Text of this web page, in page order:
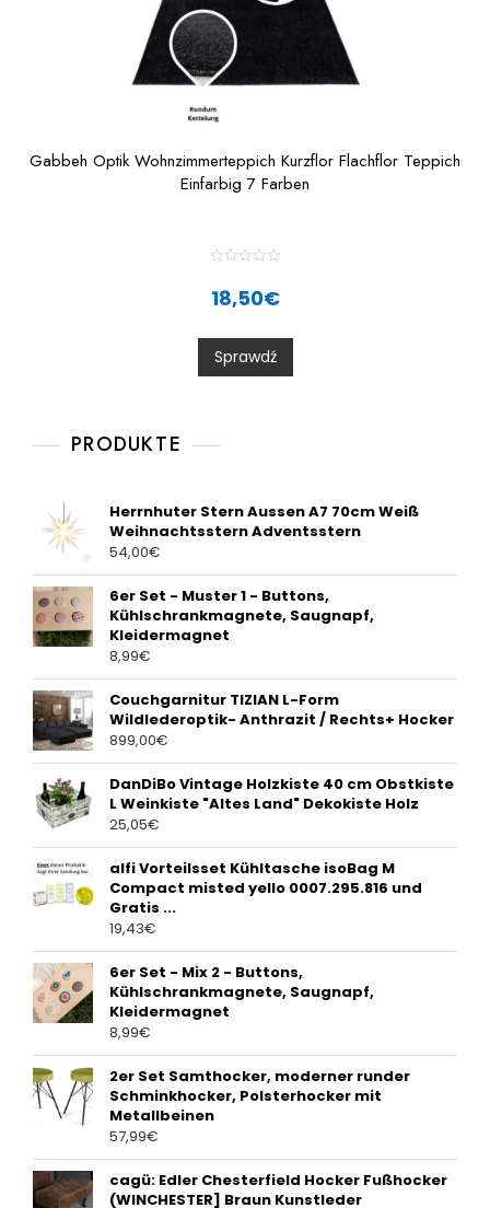
Gabbeh Optik Wohnzimmerteppich Kurzflor Flachflor Teppich
Einfarbig 7 Farben
0
o
u
t
18,50€
Sprawdź
PRODUKTE
Herrnhuter Stern Aussen A7 70cm Weiß
Weihnachtsstern Adventsstern
54,00€
6er Set - Muster 1 - Buttons,
Kühlschrankmagnete, Saugnapf,
Kleidermagnet
8,99€
Couchgarnitur TIZIAN L-Form
Wildlederoptik- Anthrazit / Rechts+ Hocker
899,00€
DanDiBo Vintage Holzkiste 40 cm Obstkiste
L Weinkiste "Altes Land" Dekokiste Holz
25,05€
alfi Vorteilsset Kühltasche isoBag M
Compact misted yello 0007.295.816 und
Gratis ...
19,43€
6er Set - Mix 2 - Buttons,
Kühlschrankmagnete, Saugnapf,
Kleidermagnet
8,99€
2er Set Samthocker, moderner runder
Schminkhocker, Polsterhocker mit
Metallbeinen
57,99€
cagü: Edler Chesterfield Hocker Fußhocker
(WINCHESTER] Braun Kunstleder